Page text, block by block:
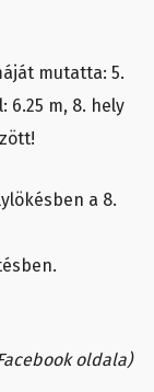
mutatta: 5.
6.25 m, 8. hely
a 8.
oldala)